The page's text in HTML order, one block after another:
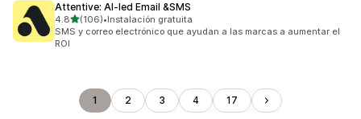
Attentive: AI‑led Email &SMS
4.8de 5 estrellas
(106)
106 reseñas en total
•Instalación gratuita
SMS y correo electrónico que ayudan a las marcas a aumentar el
ROI
1 2 3 4 17